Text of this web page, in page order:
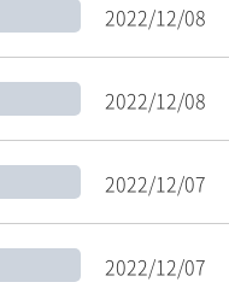
2022/12/08
2022/12/08
2022/12/07
2022/12/07